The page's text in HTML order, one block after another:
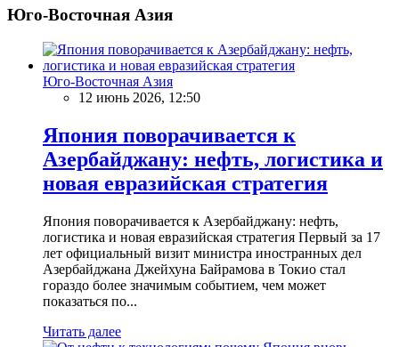
Юго-Восточная Азия
Юго-Восточная Азия
12 июнь 2026, 12:50
Япония поворачивается к
Азербайджану: нефть, логистика и
новая евразийская стратегия
Япония поворачивается к Азербайджану: нефть,
логистика и новая евразийская стратегия Первый за 17
лет официальный визит министра иностранных дел
Азербайджана Джейхуна Байрамова в Токио стал
гораздо более значимым событием, чем может
показаться по...
Читать далее